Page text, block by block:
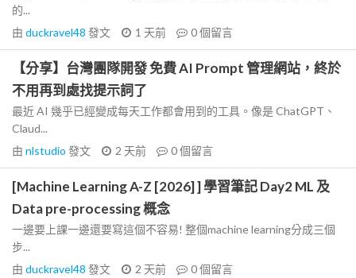
的...
由 duckravel48 發文 1 天前 0個留言
【分享】台灣團隊開發 免費 AI Prompt 管理網站，終於
不用再到處找提示詞了
最近 AI 幾乎已經變成每天工作都會用到的工具。像是 ChatGPT、
Claud...
由 nlstudio 發文 2 天前 0個留言
[Machine Learning A-Z [2026] ] 學習筆記 Day2 ML 及
Data pre-processing 概念
一邊要上課一邊還要寫這個不容易! 整個machine learning分成三個
步...
由 duckravel48 發文 2 天前 0個留言